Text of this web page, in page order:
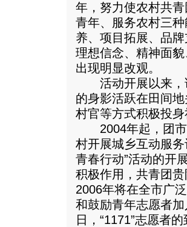
年，努力使农村共
青年、服务农村三
养、项目拓展、品
理想信念、精神面
出现明显改观。
活动开展以来，
的身影活跃在田间
村官等方式积极投
2004年起，团市
村开展城乡互动服
青春行动”活动的开
积极作用，共青团
2006年将在全市广
和鼓励青年志愿者
日，“1171”志愿者